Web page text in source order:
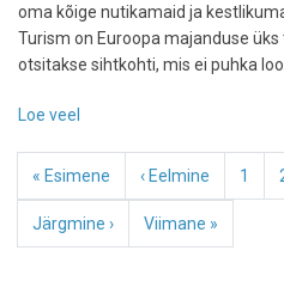
oma kõige nutikamaid ja
Turism on Euroopa majanduse
otsitakse sihtkohti, mis ei puhka
Loe veel
järgmine
Euroopa
Pagination
Esimene
leht
« Esimene
Eelmine
leht
‹ Eelmine Page
1
Järgmine
leht
Järgmine ›
Viimane
leht
Viimane »